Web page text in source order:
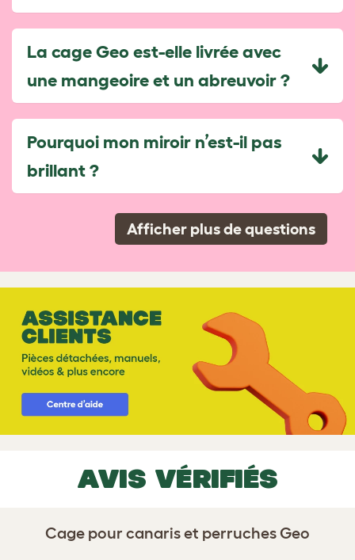
La cage Geo est-elle livrée avec
une mangeoire et un abreuvoir ?
Pourquoi mon miroir n’est-il pas
brillant ?
Afficher plus de questions
AVIS VÉRIFIÉS
Cage pour canaris et perruches Geo